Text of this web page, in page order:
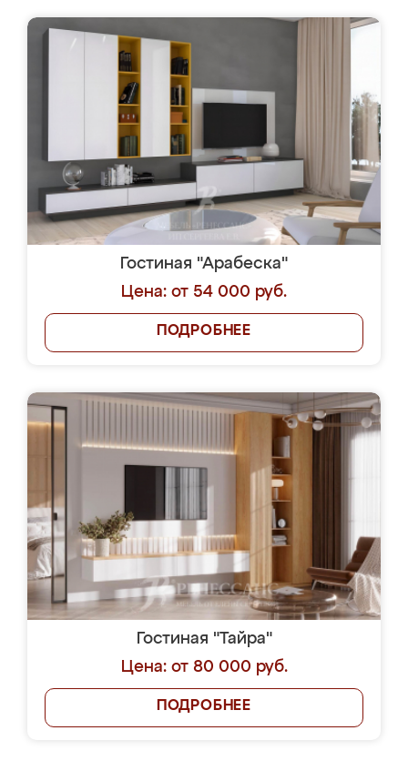
Гостиная "Арабеска"
Цена: от 54 000 руб.
ПОДРОБНЕЕ
Гостиная "Тайра"
Цена: от 80 000 руб.
ПОДРОБНЕЕ